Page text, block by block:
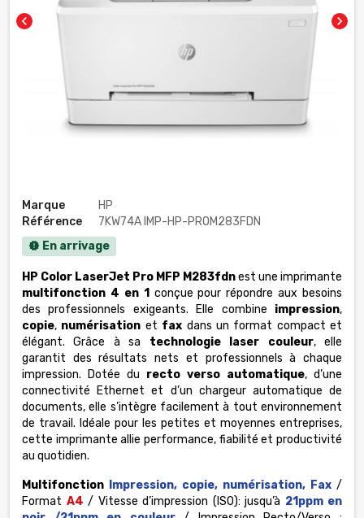
chevron_left chevron_right
Marque
HP
Référence
7KW74A IMP-HP-PROM283FDN
new_releases En arrivage
HP Color LaserJet Pro MFP M283fdnest une imprimante
multifonction 4 en 1 conçue pour répondre aux besoins
des professionnels exigeants. Elle combine impression,
copie, numérisation et fax dans un format compact et
élégant. Grâce à sa technologie laser couleur, elle
garantit des résultats nets et professionnels à chaque
impression. Dotée du recto verso automatique, d’une
connectivité Ethernet et d’un chargeur automatique de
documents, elle s’intègre facilement à tout environnement
de travail. Idéale pour les petites et moyennes entreprises,
cette imprimante allie performance, fiabilité et productivité
au quotidien.
Multifonction Impression, copie, numérisation, Fax /
Format A4 / Vitesse d’impression (ISO): jusqu’à 21ppm en